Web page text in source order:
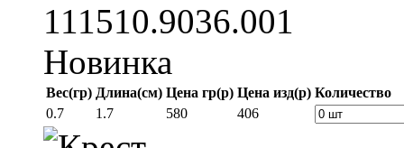
111510.9036.001
Новинка
Вес(гр) Длина(см) Цена гр(р) Цена изд(р) Количество
0.7
1.7 580 406